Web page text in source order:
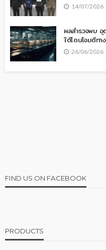
14/07/2026
ผลสำรวจพบ อุ
ใต้โดนโจมตีทา
26/06/2026
FIND US ON FACEBOOK
PRODUCTS